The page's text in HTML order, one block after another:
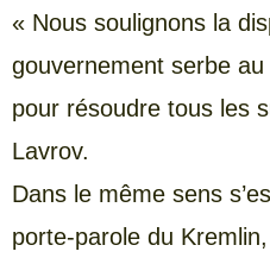
« Nous soulignons la
gouvernement serbe
pour résoudre tous les
Lavrov.
Dans le même sens
porte-parole du